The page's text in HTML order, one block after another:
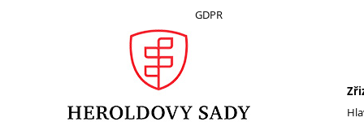
Turistický kroužek
Ze života školy
Školní poradenský tým
Dokumenty
Užitečné odkazy
GDPR